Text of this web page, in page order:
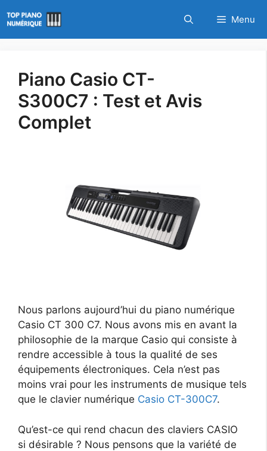
au
contenu
Menu
Piano Casio CT-
S300C7 : Test et Avis
Complet
Nous parlons aujourd’hui du piano numérique
Casio CT 300 C7. Nous avons mis en avant la
philosophie de la marque Casio qui consiste à
rendre accessible à tous la qualité de ses
équipements électroniques. Cela n’est pas
moins vrai pour les instruments de musique tels
que le clavier numérique Casio CT-300C7.
Qu’est-ce qui rend chacun des claviers CASIO
si désirable ? Nous pensons que la variété de